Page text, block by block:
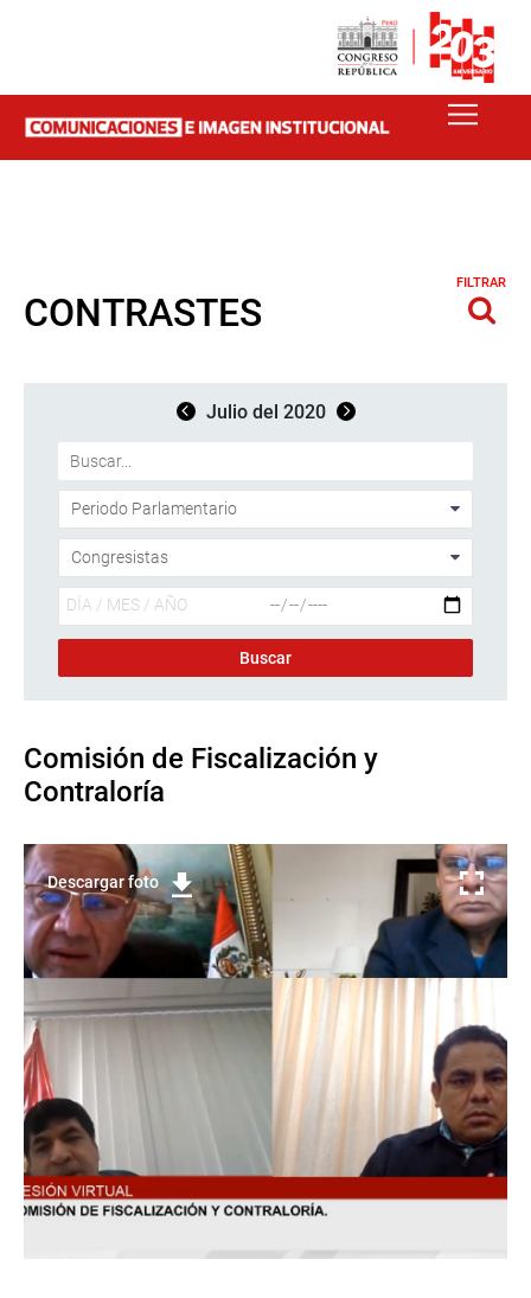
CONTRASTES
FILTRAR
Julio del 2020
Comisión de Fiscalización y
Contraloría
Descargar foto